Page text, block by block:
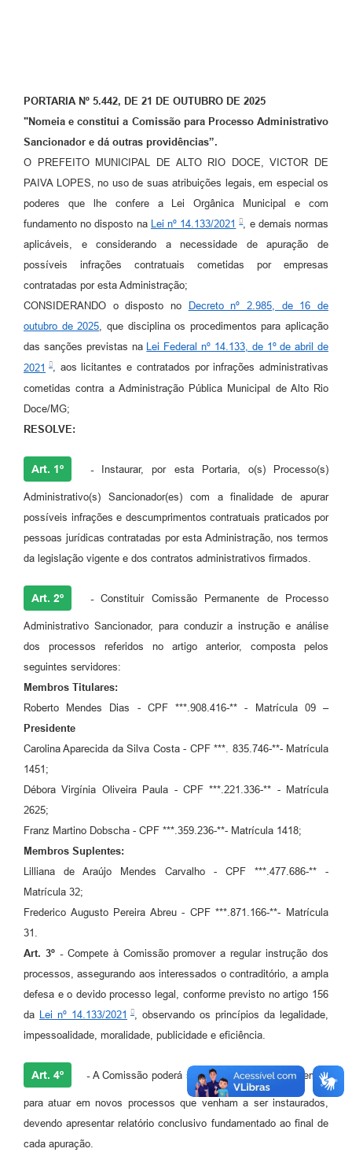
PORTARIA Nº 5.442, DE 21 DE OUTUBRO DE 2025
"Nomeia e constitui a Comissão para Processo Administrativo
Sancionador e dá outras providências”.
O PREFEITO MUNICIPAL DE ALTO RIO DOCE, VICTOR DE
PAIVA LOPES, no uso de suas atribuições legais, em especial os
poderes que lhe confere a Lei Orgânica Municipal e com
fundamento no disposto na Lei nº 14.133/2021
, e demais normas
aplicáveis, e considerando a necessidade de apuração de
possíveis infrações contratuais cometidas por empresas
contratadas por esta Administração;
CONSIDERANDO o disposto no
Decreto nº 2.985, de 16 de
outubro de 2025, que disciplina os procedimentos para aplicação
das sanções previstas na Lei Federal nº 14.133, de 1º de abril de
2021
, aos licitantes e contratados por infrações administrativas
cometidas contra a Administração Pública Municipal de Alto Rio
Doce/MG;
RESOLVE:
Art. 1º - Instaurar, por esta Portaria, o(s) Processo(s)
Administrativo(s) Sancionador(es) com a finalidade de apurar
possíveis infrações e descumprimentos contratuais praticados por
pessoas jurídicas contratadas por esta Administração, nos termos
da legislação vigente e dos contratos administrativos firmados.
Art. 2º -Constituir Comissão Permanente de Processo
Administrativo Sancionador, para conduzir a instrução e análise
dos processos referidos no artigo anterior, composta pelos
seguintes servidores:
Membros Titulares:
Roberto Mendes Dias - CPF ***.908.416-** - Matrícula 09 –
Presidente
Carolina Aparecida da Silva Costa - CPF ***. 835.746-**- Matrícula
1451;
Débora Virgínia Oliveira Paula - CPF ***.221.336-** - Matrícula
2625;
Franz Martino Dobscha - CPF ***.359.236-**- Matrícula 1418;
Membros Suplentes:
Lilliana de Araújo Mendes Carvalho - CPF ***.477.686-** -
Matrícula 32;
Frederico Augusto Pereira Abreu - CPF ***.871.166-**- Matrícula
31.
Art. 3º -Compete à Comissão promover a regular instrução dos
processos, assegurando aos interessados o contraditório, a ampla
defesa e o devido processo legal, conforme previsto no artigo 156
da
Lei nº 14.133/2021
, observando os princípios da legalidade,
impessoalidade, moralidade, publicidade e eficiência.
Art. 4º -A Comissão poderá ser acionada a qualquer tempo
para atuar em novos processos que venham a ser instaurados,
devendo apresentar relatório conclusivo fundamentado ao final de
cada apuração.